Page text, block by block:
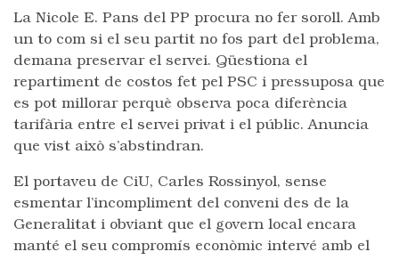
La Nicole E. Pans del PP procura no fer soroll. Amb
un to com si el seu partit no fos part del problema,
demana preservar el servei. Qüestiona el
repartiment de costos fet pel PSC i pressuposa que
es pot millorar perquè observa poca diferència
tarifària entre el servei privat i el públic. Anuncia
que vist això s’abstindran.
El portaveu de CiU, Carles Rossinyol, sense
esmentar l’incompliment del conveni des de la
Generalitat i obviant que el govern local encara
manté el seu compromís econòmic intervé amb el